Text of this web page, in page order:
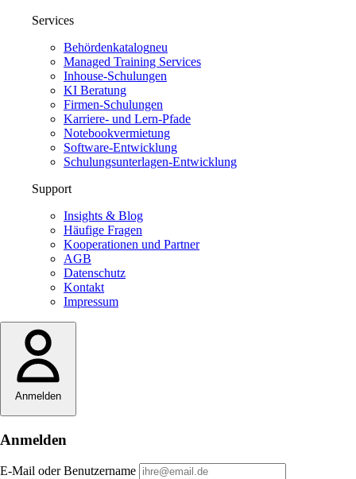
Services
Behördenkatalogneu
Managed Training Services
Inhouse-Schulungen
KI Beratung
Firmen-Schulungen
Karriere- und Lern-Pfade
Notebookvermietung
Software-Entwicklung
Schulungsunterlagen-Entwicklung
Support
Insights & Blog
Häufige Fragen
Kooperationen und Partner
AGB
Datenschutz
Kontakt
Impressum
Anmelden
Anmelden
E-Mail oder Benutzername